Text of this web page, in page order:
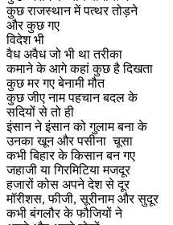
कुछ राजस्थान में पत्थर तोड़ने
और कुछ गए
विदेश भी
वैध अवैध जो भी था तरीका
कमाने के आगे कहां कुछ है दिखता
कुछ मर गए बेनामी मौत
कुछ जीए नाम पहचान बदल के
सदियों से तो ही
इंसान ने इंसान को गुलाम बना के
उनका खून और पसीना चूसा
कभी बिहार के किसान बन गए
जहाजी या गिरमिटिया मजदूर
हजारों कोस अपने देश से दूर
मॉरीशस, फीजी, सूरीनाम और सुदूर
कभी बंगलौर के फौजियों ने